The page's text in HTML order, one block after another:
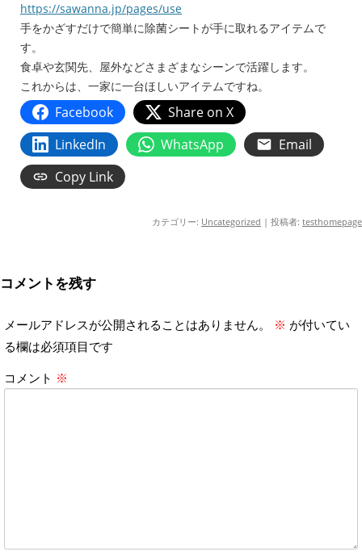
https://sawanna.jp/pages/use
手をかざすだけで簡単に除菌シートが手に取れるアイテムで
す。
食卓や玄関先、屋外などさまざまなシーンで活躍します。
これからは、一家に一台ほしいアイテムですね。
Facebook
Share on X
LinkedIn
WhatsApp
Email
Copy Link
カテゴリー: Uncategorized | 投稿者: testhomepage
コメントを残す
メールアドレスが公開されることはありません。 ※ が付いてい
る欄は必須項目です
コメント ※